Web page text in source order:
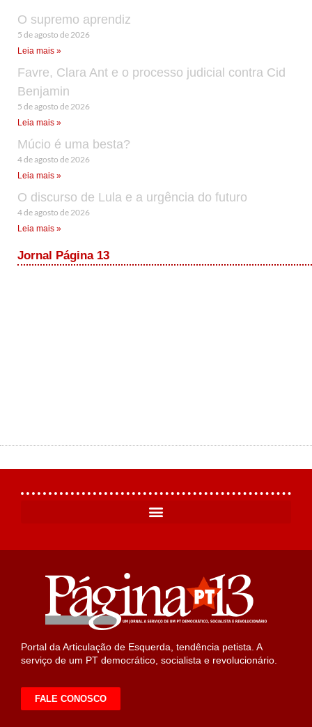
O supremo aprendiz
5 de agosto de 2026
Leia mais »
Favre, Clara Ant e o processo judicial contra Cid
Benjamin
5 de agosto de 2026
Leia mais »
Múcio é uma besta?
4 de agosto de 2026
Leia mais »
O discurso de Lula e a urgência do futuro
4 de agosto de 2026
Leia mais »
Jornal Página 13
Portal da Articulação de Esquerda, tendência petista. A
serviço de um PT democrático, socialista e revolucionário.
FALE CONOSCO